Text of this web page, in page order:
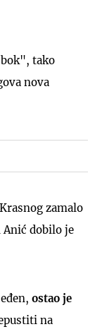
tako
nova
zamalo
dobilo je
ostao je
na